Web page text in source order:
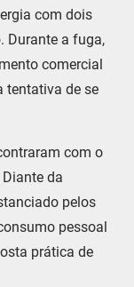
com dois
Durante a fuga,
comercial
tentativa de se
com o
da
pelos
pessoal
prática de